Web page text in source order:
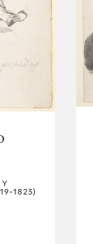
1823)